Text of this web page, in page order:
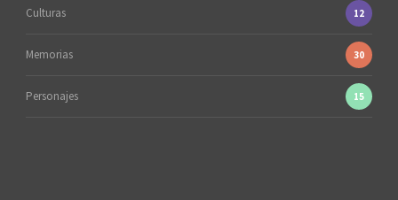
Culturas 12
Memorias 30
Personajes 15